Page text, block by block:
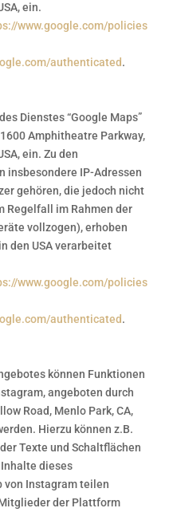
ein.
www.google.com/policies
authenticated.
Dienstes “Google Maps”
Amphitheatre Parkway,
ein. Zu den
insbesondere IP-Adressen
gehören, die jedoch nicht
Regelfall im Rahmen der
vollzogen), erhoben
den USA verarbeitet
www.google.com/policies
authenticated.
können Funktionen
angeboten durch
Road, Menlo Park, CA,
Hierzu können z.B.
Texte und Schaltflächen
dieses
von Instagram teilen
der Plattform